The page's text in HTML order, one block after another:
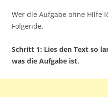
Wer die Aufgabe ohne Hilfe
Folgende.
Schritt 1: Lies den Text so
was die Aufgabe ist.